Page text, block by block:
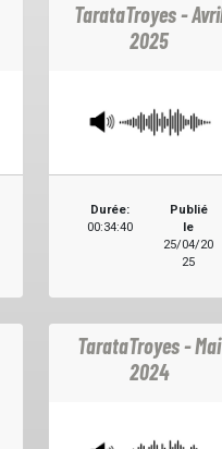
TarataTroyes -
2025
Durée:
00:34:40
Publié
le
25/04/20
25
TarataTroyes - Mai
2024